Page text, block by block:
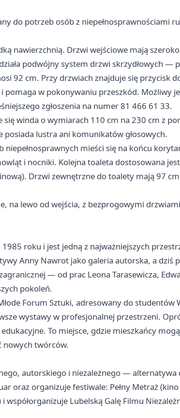
do potrzeb osób z niepełnosprawnościami
nawierzchnią. Drzwi wejściowe mają
podwójny system drzwi skrzydłowych —
92 cm. Przy drzwiach znajduje się przycisk
w pokonywaniu przeszkód. Możliwy
zgłoszenia na numer 81 466 61 33.
winda o wymiarach 110 cm na 230 cm z
posiada lustra ani komunikatów głosowych.
niepełnosprawnych mieści się na końcu
i nocniki. Kolejna toaleta dostosowana
Drzwi zewnętrzne do toalety mają 97
na lewo od wejścia, z bezprogowymi
1985 roku i jest jedną z najważniejszych
Anny Nawrot jako galeria autorska, a dziś
— od prac Leona Tarasewicza,
pokoleń.
Forum Sztuki, adresowany do studentów
wystawy w profesjonalnej przestrzeni.
To miejsce, gdzie mieszkańcy
nowych twórców.
autorskiego i niezależnego — alternatywa
oraz organizuje festiwale: Pełny Metraż
Lubelską Galę Filmu